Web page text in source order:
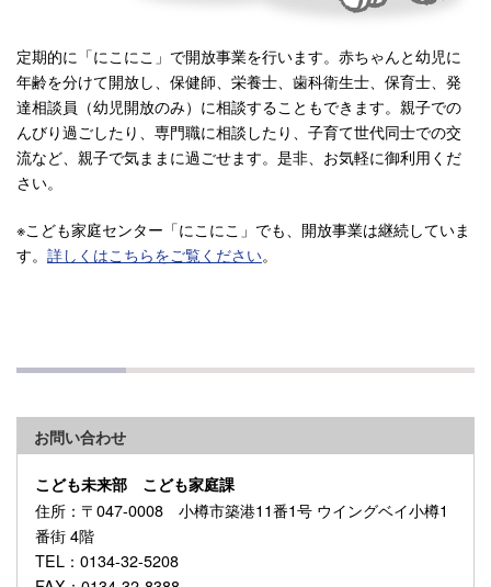
定期的に「にこにこ」で開放事業を行います。赤ちゃんと幼児に
年齢を分けて開放し、保健師、栄養士、歯科衛生士、保育士、発
達相談員（幼児開放のみ）に相談することもできます。親子での
んびり過ごしたり、専門職に相談したり、子育て世代同士での交
流など、親子で気ままに過ごせます。是非、お気軽に御利用くだ
さい。
※こども家庭センター「にこにこ」でも、開放事業は継続していま
す。 詳しくはこちらをご覧ください。
お問い合わせ
こども未来部 こども家庭課
住所 ：〒047-0008 小樽市築港11番1号 ウイングベイ小樽1
番街 4階
TEL ：0134-32-5208